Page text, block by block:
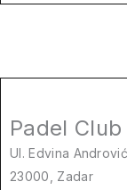
Padel
Ul. Edvina
23000, Zadar